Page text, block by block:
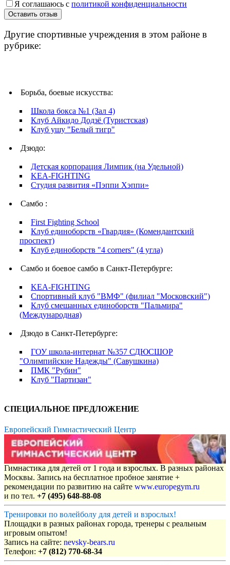
Я соглашаюсь с политикой конфиденциальности
Другие спортивные учреждения в этом районе в
рубрике:
Борьба, боевые искусства:
Школа бокса №1 (Зал 4)
Клуб Айкидо Додзё (Туристская)
Клуб ушу "Белый тигр"
Дзюдо:
Детская корпорация Лимпик (на Удельной)
KEA-FIGHTING
Студия развития «Пэппи Хэппи»
Самбо :
First Fighting School
Клуб единоборств «Гвардия» (Комендантский
проспект)
Клуб единоборств "4 corners" (4 угла)
Самбо и боевое самбо в Санкт-Петербурге:
KEA-FIGHTING
Спортивный клуб "ВМФ" (филиал "Московский")
Клуб смешанных единоборств "Пальмира"
(Международная)
Дзюдо в Санкт-Петербурге:
ГОУ школа-интернат №357 СДЮСШОР
"Олимпийские Надежды" (Савушкина)
ПМК "Рубин"
Клуб "Партизан"
СПЕЦИАЛЬНОЕ ПРЕДЛОЖЕНИЕ
Европейский Гимнастический Центр
Гимнастика для детей от 1 года и взрослых. В разных районах
Москвы. Запись на бесплатное пробное занятие +
рекомендации по развитию на сайте www.europegym.ru
и по тел. +7 (495) 648-88-08
Тренировки по волейболу для детей и взрослых!
Площадки в разных районах города, тренеры с реальным
игровым опытом!
Запись на сайте: nevsky-bears.ru
Телефон: +7 (812) 770-68-34